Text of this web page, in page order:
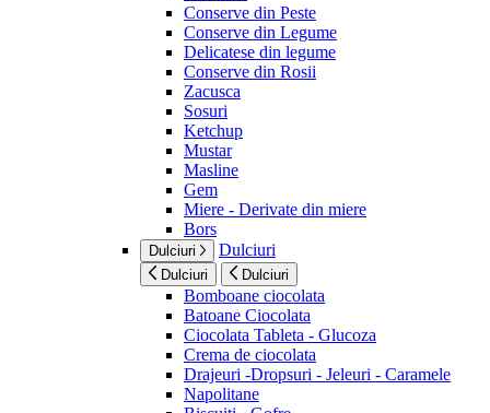
Conserve din Peste
Conserve din Legume
Delicatese din legume
Conserve din Rosii
Zacusca
Sosuri
Ketchup
Mustar
Masline
Gem
Miere - Derivate din miere
Bors
Dulciuri Dulciuri
Dulciuri Dulciuri
Bomboane ciocolata
Batoane Ciocolata
Ciocolata Tableta - Glucoza
Crema de ciocolata
Drajeuri -Dropsuri - Jeleuri - Caramele
Napolitane